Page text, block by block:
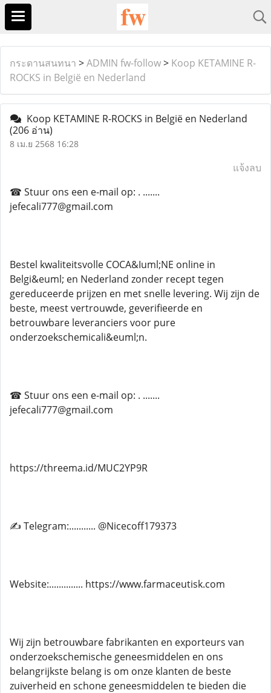
กระดานสนทนา >ADMIN fw-follow> Koop KETAMINE R-
ROCKS in België en Nederland
Koop KETAMINE R-ROCKS in België en Nederland
(206 อ่าน)
8 เม.ย 2568 16:28
แจ้งลบ
☎ Stuur ons een e-mail op: . .......
jefecali777@gmail.com
Bestel kwaliteitsvolle COCA&Iuml;NE online in
Belgi&euml; en Nederland zonder recept tegen
gereduceerde prijzen en met snelle levering. Wij zijn de
beste, meest vertrouwde, geverifieerde en
betrouwbare leveranciers voor pure
onderzoekschemicali&euml;n.
☎ Stuur ons een e-mail op: . .......
jefecali777@gmail.com
https://threema.id/MUC2YP9R
✍ Telegram:........... @Nicecoff179373
Website:.............. https://www.farmaceutisk.com
Wij zijn betrouwbare fabrikanten en exporteurs van
onderzoekschemische geneesmiddelen en ons
belangrijkste belang is om onze klanten de beste
zuiverheid en schone geneesmiddelen te bieden die